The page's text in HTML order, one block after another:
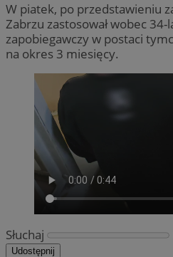
W piatek, po przedstawieniu
Zabrzu zastosował wobec
zapobiegawczy w postaci
na okres 3 miesięcy.
Słuchaj
Udostępnij